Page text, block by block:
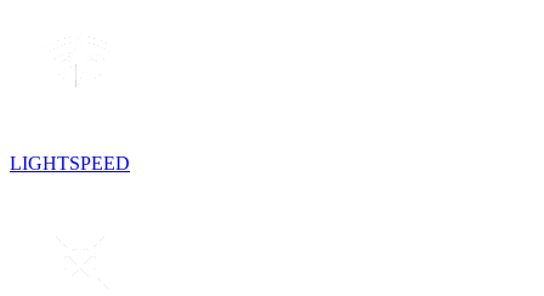
LIGHTSPEED